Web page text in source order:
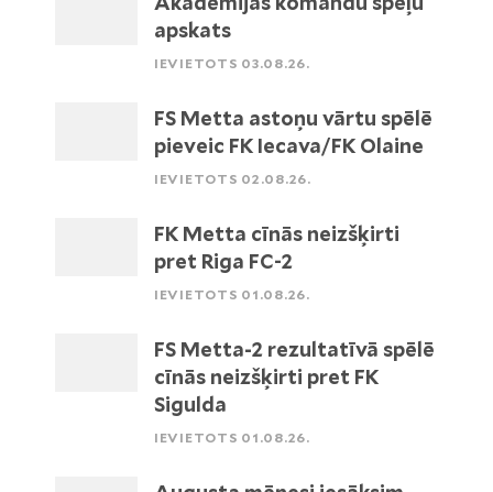
apskats
IEVIETOTS 03.08.26.
FS Metta astoņu vārtu spēlē
pieveic FK Iecava/FK Olaine
IEVIETOTS 02.08.26.
FK Metta cīnās neizšķirti
pret Riga FC-2
IEVIETOTS 01.08.26.
FS Metta-2 rezultatīvā spēlē
cīnās neizšķirti pret FK
Sigulda
IEVIETOTS 01.08.26.